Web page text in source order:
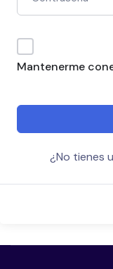
Mantenerme
¿No tienes